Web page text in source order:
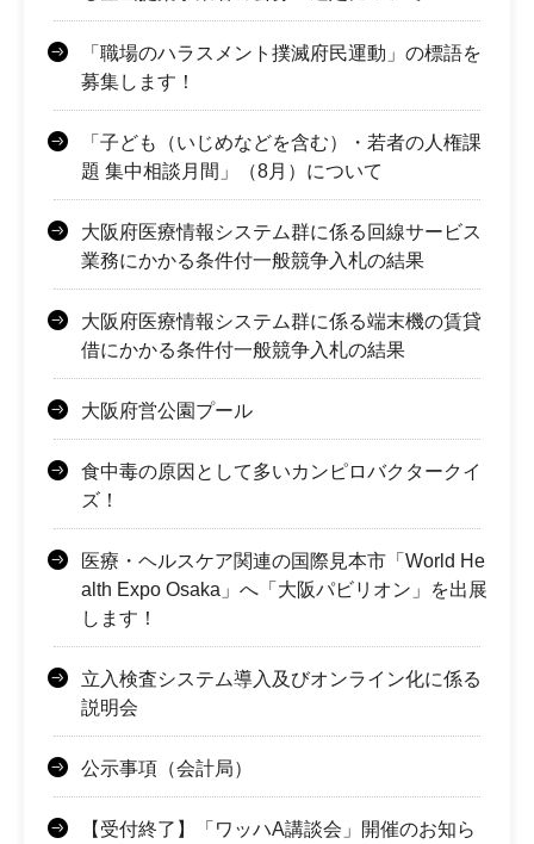
「職場のハラスメント撲滅府民運動」の標語を
募集します！
「子ども（いじめなどを含む）・若者の人権課
題 集中相談月間」（8月）について
大阪府医療情報システム群に係る回線サービス
業務にかかる条件付一般競争入札の結果
大阪府医療情報システム群に係る端末機の賃貸
借にかかる条件付一般競争入札の結果
大阪府営公園プール
食中毒の原因として多いカンピロバクタークイ
ズ！
医療・ヘルスケア関連の国際見本市「World He
alth Expo Osaka」へ「大阪パビリオン」を出展
します！
立入検査システム導入及びオンライン化に係る
説明会
公示事項（会計局）
【受付終了】「ワッハA講談会」開催のお知ら